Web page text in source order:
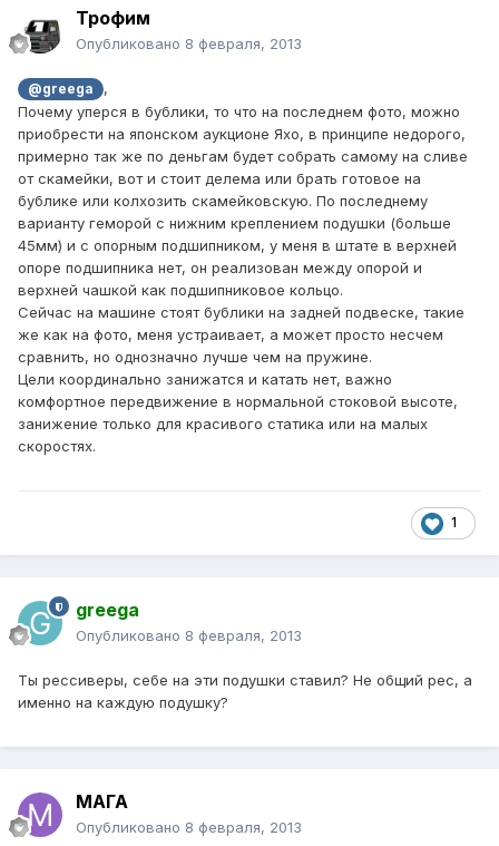
Трофим
Опубликовано 8 февраля, 2013
@greega
,
Почему уперся в бублики, то что на последнем фото, можно
приобрести на японском аукционе Яхо, в принципе недорого,
примерно так же по деньгам будет собрать самому на сливе
от скамейки, вот и стоит делема или брать готовое на
бублике или колхозить скамейковскую. По последнему
варианту геморой с нижним креплением подушки (больше
45мм) и с опорным подшипником, у меня в штате в верхней
опоре подшипника нет, он реализован между опорой и
верхней чашкой как подшипниковое кольцо.
Сейчас на машине стоят бублики на задней подвеске, такие
же как на фото, меня устраивает, а может просто несчем
сравнить, но однозначно лучше чем на пружине.
Цели координально занижатся и катать нет, важно
комфортное передвижение в нормальной стоковой высоте,
занижение только для красивого статика или на малых
скоростях.
1
greega
Опубликовано 8 февраля, 2013
Ты рессиверы, себе на эти подушки ставил? Не общий рес, а
именно на каждую подушку?
МАГА
Опубликовано 8 февраля, 2013